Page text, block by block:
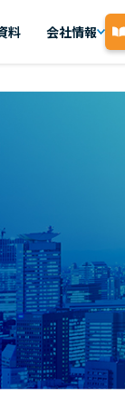
料 会社情報